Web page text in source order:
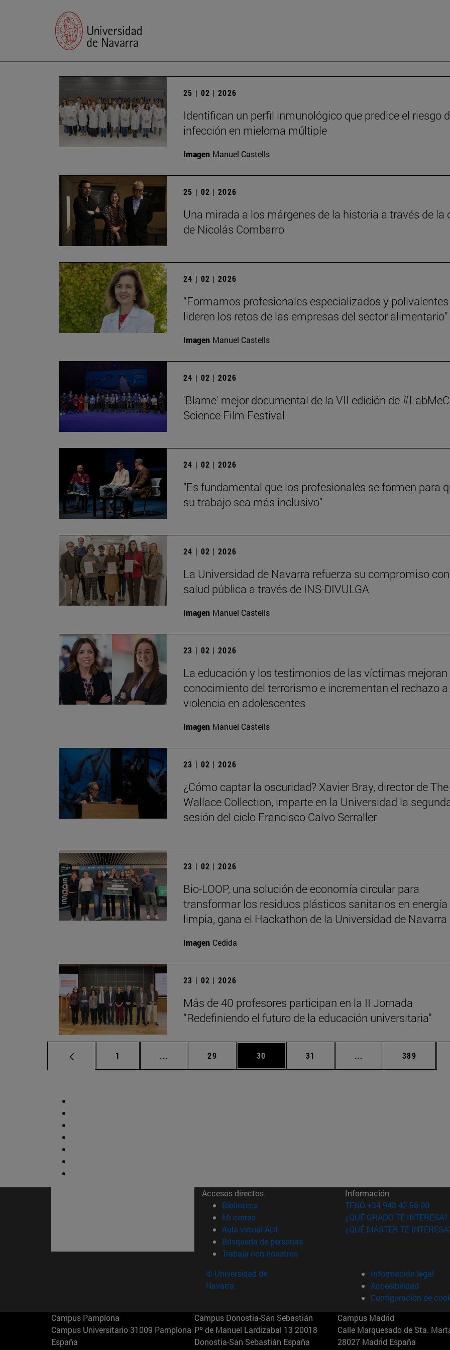
25 | 02 | 2026
Identifican un perfil inmunológico que predice el riesgo
infección en mieloma múltiple
Imagen Manuel Castells
25 | 02 | 2026
Una mirada a los márgenes de la historia a través de la
de Nicolás Combarro
24 | 02 | 2026
“Formamos profesionales especializados y
lideren los retos de las empresas del sector alimentario”
Imagen Manuel Castells
24 | 02 | 2026
'Blame' mejor documental de la VII edición de
Science Film Festival
24 | 02 | 2026
"Es fundamental que los profesionales se formen para
su trabajo sea más inclusivo"
24 | 02 | 2026
La Universidad de Navarra refuerza su compromiso
salud pública a través de INS-DIVULGA
Imagen Manuel Castells
23 | 02 | 2026
La educación y los testimonios de las víctimas mejoran
conocimiento del terrorismo e incrementan el rechazo
violencia en adolescentes
Imagen Manuel Castells
23 | 02 | 2026
¿Cómo captar la oscuridad? Xavier Bray, director de The
Wallace Collection, imparte en la Universidad la
sesión del ciclo Francisco Calvo Serraller
23 | 02 | 2026
Bio-LOOP, una solución de economía circular para
transformar los residuos plásticos sanitarios en energía
limpia, gana el Hackathon de la Universidad de Navarra
Imagen Cedida
23 | 02 | 2026
Más de 40 profesores participan en la II Jornada
“Redefiniendo el futuro de la educación universitaria”
Página
1 ... Páginas intermedias Use TAB para desplazarse.
Página
29 Página
30 Página
31 ... Páginas intermedias
Página
389
Accesos directos
Biblioteca (abre en nueva ventana)
Mi correo(abre en nueva ventana)
Aula virtual ADI (abre en nueva ventana)
Búsqueda de personas(abre en nueva ventana)
Trabaja con nosotros(abre en nueva ventana)
Información
TFNO +34 948 42 56 00
¿QUÉ GRADO TE INTERESA?
¿QUÉ MÁSTER TE
© Universidad de
Navarra
Información legal
Accesibilidad
Configuración de
Campus Pamplona
Campus Universitario 31009 Pamplona
España
Campus Donostia-San Sebastián
Pº de Manuel Lardizabal 13 20018
Donostia-San Sebastián España
Campus Madrid
Calle Marquesado de Sta.
28027 Madrid España